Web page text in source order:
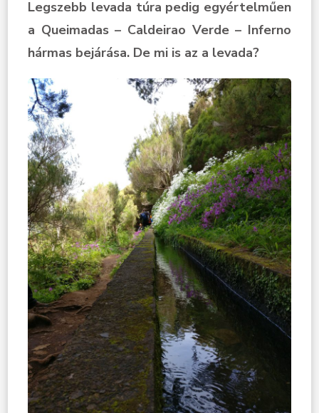
Legszebb levada túra pedig egyértelműen
a Queimadas – Caldeirao Verde – Inferno
hármas bejárása. De mi is az a levada?